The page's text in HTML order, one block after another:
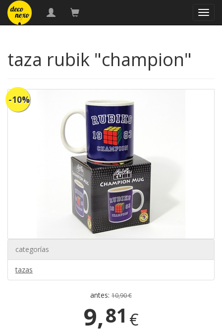
taza rubik "champion"
-10%
categorías
tazas
antes: 10,90 €
9,81 €